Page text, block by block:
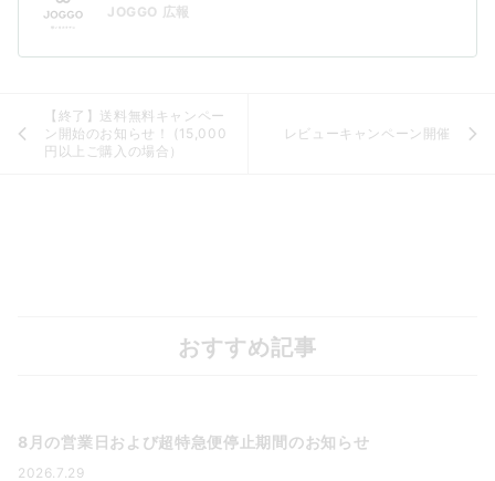
JOGGO 広報
【終了】送料無料キャンペー
ン開始のお知らせ！ (15,000
円以上ご購入の場合）
レビューキャンペーン開催
おすすめ記事
8月の営業日および超特急便停止期間のお知らせ
2026.7.29